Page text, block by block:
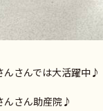
んさんでは大活躍中♪
んさん助産院♪